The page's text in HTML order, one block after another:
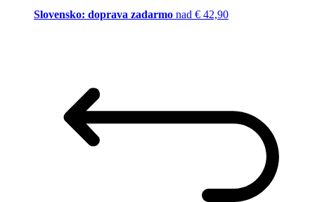
Slovensko: doprava zadarmo nad € 42,90